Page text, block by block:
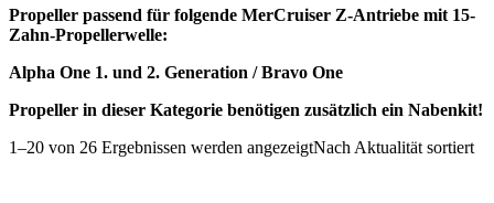
Propeller passend für folgende MerCruiser Z-Antriebe mit 15-
Zahn-Propellerwelle:
Alpha One 1. und 2. Generation / Bravo One
Propeller in dieser Kategorie benötigen zusätzlich ein Nabenkit!
1–20 von 26 Ergebnissen werden angezeigtNach Aktualität sortiert